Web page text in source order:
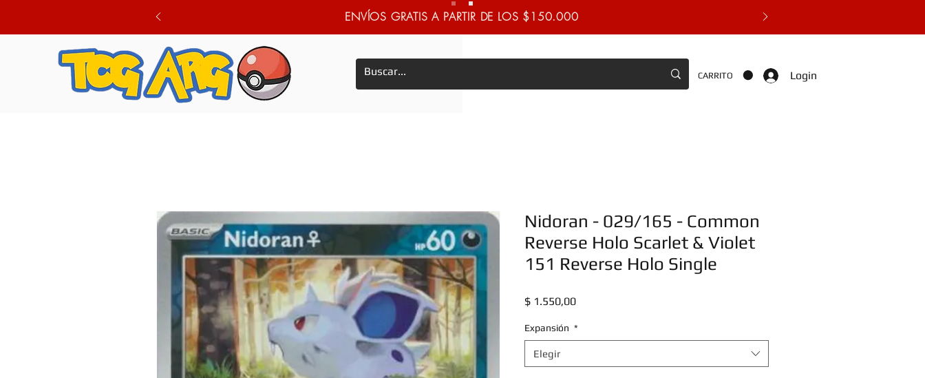
ENVÍOS GRATIS A PARTIR DE LOS $150.000
CARRITO Login
Nidoran - 029/165 - Common
Reverse Holo Scarlet & Violet
151 Reverse Holo Single
$ 1.550,00Precio
Expansión *
Elegir